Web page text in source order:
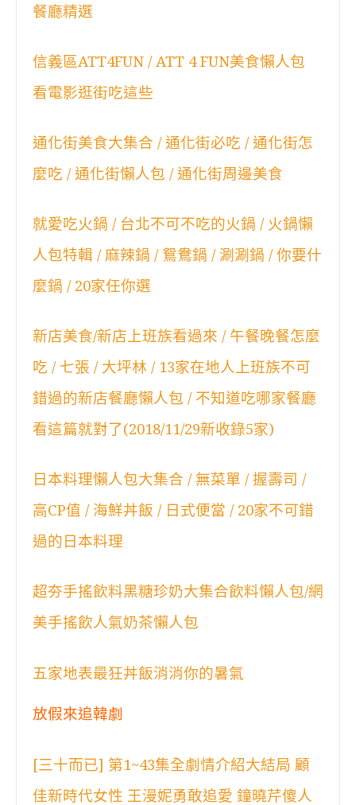
餐廳精選
信義區ATT4FUN / ATT 4 FUN美食懶人包
看電影逛街吃這些
通化街美食大集合 / 通化街必吃 / 通化街怎
麼吃 / 通化街懶人包 / 通化街周邊美食
就愛吃火鍋 / 台北不可不吃的火鍋 / 火鍋懶
人包特輯 / 麻辣鍋 / 鴛鴦鍋 / 涮涮鍋 / 你要什
麼鍋 / 20家任你選
新店美食/新店上班族看過來 / 午餐晚餐怎麼
吃 / 七張 / 大坪林 / 13家在地人上班族不可
錯過的新店餐廳懶人包 / 不知道吃哪家餐廳
看這篇就對了(2018/11/29新收錄5家)
日本料理懶人包大集合 / 無菜單 / 握壽司 /
高CP值 / 海鮮丼飯 / 日式便當 / 20家不可錯
過的日本料理
超夯手搖飲料黑糖珍奶大集合飲料懶人包/網
美手搖飲人氣奶茶懶人包
五家地表最狂丼飯消消你的暑氣
放假來追韓劇
[三十而已] 第1~43集全劇情介紹大結局 顧
佳新時代女性 王漫妮勇敢追愛 鐘曉芹傻人